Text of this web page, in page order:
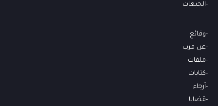
الجبهات
وقائع
عن قرب
ملفات
كتابات
أرجاء
قضايا